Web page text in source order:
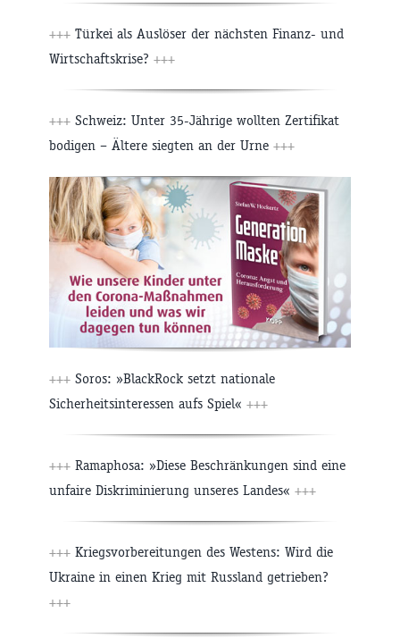
+++ Türkei als Auslöser der nächsten Finanz- und
Wirtschaftskrise? +++
+++ Schweiz: Unter 35-Jährige wollten Zertifikat
bodigen – Ältere siegten an der Urne +++
+++ Soros: »BlackRock setzt nationale
Sicherheitsinteressen aufs Spiel« +++
+++ Ramaphosa: »Diese Beschränkungen sind eine
unfaire Diskriminierung unseres Landes« +++
+++ Kriegsvorbereitungen des Westens: Wird die
Ukraine in einen Krieg mit Russland getrieben?
+++